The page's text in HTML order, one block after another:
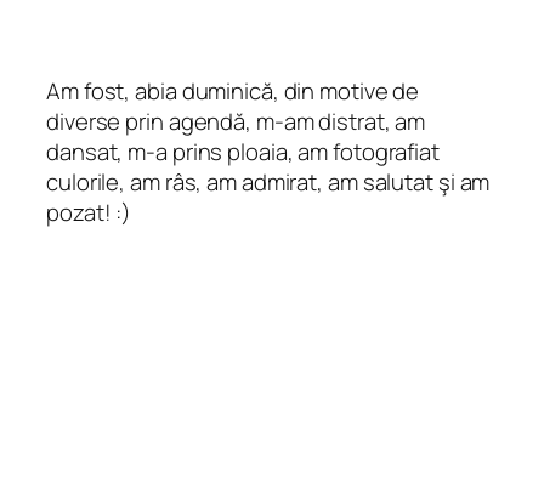
Am fost, abia duminică, din motive de
diverse prin agendă, m-am distrat, am
dansat, m-a prins ploaia, am fotografiat
culorile, am râs, am admirat, am salutat şi am
pozat! :)